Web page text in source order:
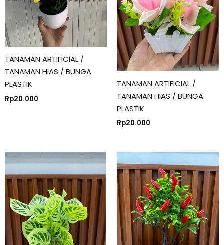
TANAMAN ARTIFICIAL /
TANAMAN HIAS / BUNGA
PLASTIK
Rp20.000
TANAMAN ARTIFICIAL /
TANAMAN HIAS / BUNGA
PLASTIK
Rp20.000